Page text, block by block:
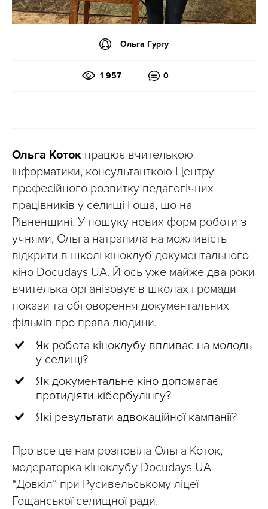
Ольга Гургу
1 957 0
Ольга Коток працює вчителькою
інформатики, консультанткою Центру
професійного розвитку педагогічних
працівників у селищі Гоща, що на
Рівненщині. У пошуку нових форм роботи з
учнями, Ольга натрапила на можливість
відкрити в школі кіноклуб документального
кіно Docudays UA. Й ось уже майже два роки
вчителька організовує в школах громади
покази та обговорення документальних
фільмів про права людини.
Як робота кіноклубу впливає на молодь
у селищі?
Як документальне кіно допомагає
протидіяти кібербулінгу?
Які результати адвокаційної кампанії?
Про все це нам розповіла Ольга Коток,
модераторка кіноклубу Docudays UA
“Довкіл” при Русивельському ліцеї
Гощанської селищної ради.